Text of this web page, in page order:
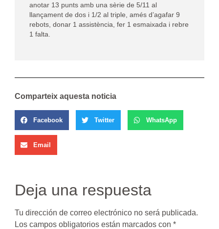
anotar 13 punts amb una sèrie de 5/11 al
llançament de dos i 1/2 al triple, amés d’agafar 9
rebots, donar 1 assistència, fer 1 esmaixada i rebre
1 falta.
Comparteix aquesta noticia
Facebook Twitter WhatsApp
Email
Deja una respuesta
Tu dirección de correo electrónico no será publicada.
Los campos obligatorios están marcados con *